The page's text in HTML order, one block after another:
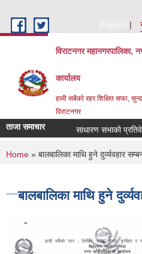
English
विराटनगर महानगरपालिका,
कार्यालय
हामी सबैको रहर शिक्षित सफा,
विराटनगर
ताजा समाचार साधारण सभाको
You are here
Home » बालबालिका माथि हुने दुर्व्यवहार
बालबालिका माथि हुने